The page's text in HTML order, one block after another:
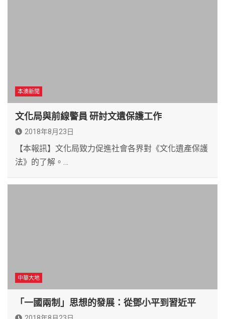
本澳新聞
文化局與前線警員 研討文遺保護工作
2018年8月23日
【本報訊】文化局致力促進社會各界對《文化遺產保護
法》的了解。…
中華大地
「一國兩制」思想的發展：從鄧小平到習近平